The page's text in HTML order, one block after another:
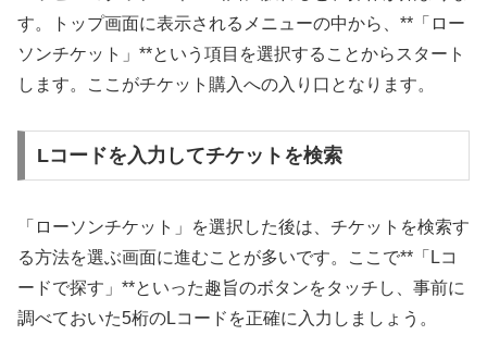
す。トップ画面に表示されるメニューの中から、**「ロー
ソンチケット」**という項目を選択することからスタート
します。ここがチケット購入への入り口となります。
Lコードを入力してチケットを検索
「ローソンチケット」を選択した後は、チケットを検索す
る方法を選ぶ画面に進むことが多いです。ここで**「Lコ
ードで探す」**といった趣旨のボタンをタッチし、事前に
調べておいた5桁のLコードを正確に入力しましょう。